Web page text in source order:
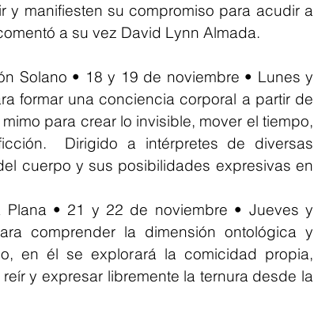
y manifiesten su compromiso para acudir a
a su vez David Lynn Almada.
Solano • 18 y 19 de noviembre • Lunes y
formar una conciencia corporal a partir de
para crear lo invisible, mover el tiempo,
Dirigido a intérpretes de diversas
cuerpo y sus posibilidades expresivas en
• 21 y 22 de noviembre • Jueves y
comprender la dimensión ontológica y
en él se explorará la comicidad propia,
y expresar libremente la ternura desde la